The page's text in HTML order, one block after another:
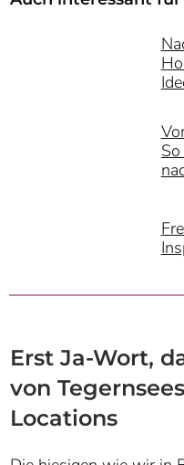
Erst Ja-Wort,
von
Locations